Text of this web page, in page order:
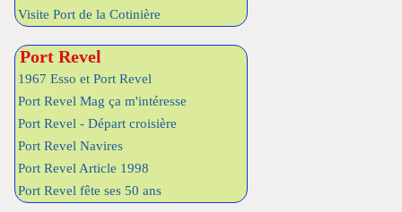
Visite Port de la Cotinière
Port Revel
1967 Esso et Port Revel
Port Revel Mag ça m'intéresse
Port Revel - Départ croisière
Port Revel Navires
Port Revel Article 1998
Port Revel fête ses 50 ans